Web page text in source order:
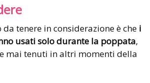
tenere in considerazione è che i
usati solo durante la poppata,
mai tenuti in altri momenti della